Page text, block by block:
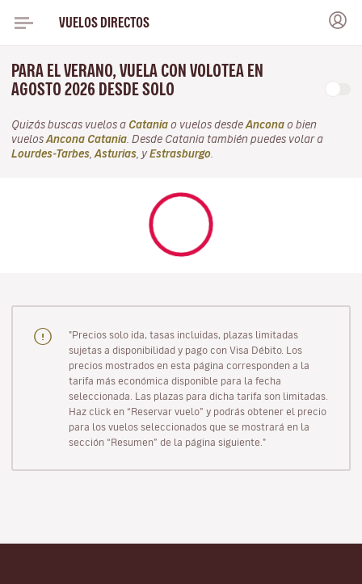
VUELOS DIRECTOS
PARA EL VERANO, VUELA CON VOLOTEA EN
AGOSTO 2026 DESDE SOLO
Quizás buscas vuelos a Catania o vuelos desde Ancona o bien
vuelos Ancona Catania . Desde Catania también puedes volar a
Lourdes-Tarbes Asturias , y Estrasburgo
"Precios solo ida, tasas incluidas, plazas limitadas
sujetas a disponibilidad y pago con Visa Débito. Los
precios mostrados en esta página corresponden a la
tarifa más económica disponible para la fecha
seleccionada. Las plazas para dicha tarifa son limitadas.
Haz click en “Reservar vuelo” y podrás obtener el precio
para los vuelos seleccionados que se mostrará en la
sección “Resumen” de la página siguiente."